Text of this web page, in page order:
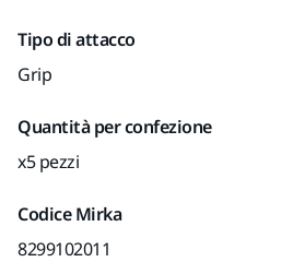
Tipo di attacco
Grip
Quantità per confezione
x5 pezzi
Codice Mirka
8299102011